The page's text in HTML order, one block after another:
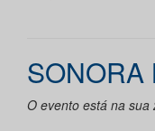
SONORA
O evento está na sua